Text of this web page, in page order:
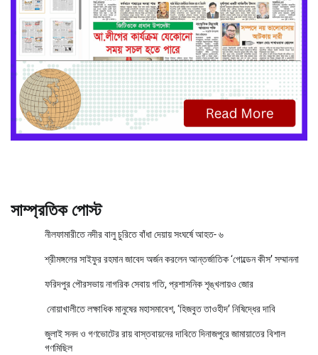
সাম্প্রতিক পোস্ট
নীলফামারীতে নদীর বালু চুরিতে বাঁধা দেয়ায় সংঘর্ষে আহত- ৬
শ্রীমঙ্গলের সাইফুর রহমান জাবেদ অর্জন করলেন আন্তর্জাতিক ‘গোল্ডেন কীস’ সম্মাননা
ফরিদপুর পৌরসভায় নাগরিক সেবায় গতি, প্রশাসনিক শৃঙ্খলায়ও জোর
নোয়াখালীতে লক্ষাধিক মানুষের মহাসমাবেশ, ‘হিজবুত তাওহীদ’ নিষিদ্ধের দাবি
জুলাই সনদ ও গণভোটের রায় বাস্তবায়নের দাবিতে দিনাজপুরে জামায়াতের বিশাল
গণমিছিল